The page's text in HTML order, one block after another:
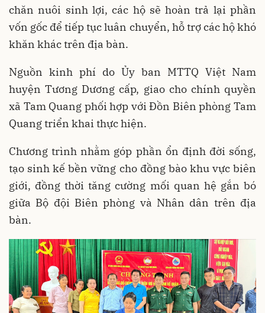
chăn nuôi sinh lợi, các hộ sẽ hoàn trả lại phần
vốn gốc để tiếp tục luân chuyển, hỗ trợ các hộ khó
khăn khác trên địa bàn.
Nguồn kinh phí do Ủy ban MTTQ Việt Nam
huyện Tương Dương cấp, giao cho chính quyền
xã Tam Quang phối hợp với Đồn Biên phòng Tam
Quang triển khai thực hiện.
Chương trình nhằm góp phần ổn định đời sống,
tạo sinh kế bền vững cho đồng bào khu vực biên
giới, đồng thời tăng cường mối quan hệ gắn bó
giữa Bộ đội Biên phòng và Nhân dân trên địa
bàn.